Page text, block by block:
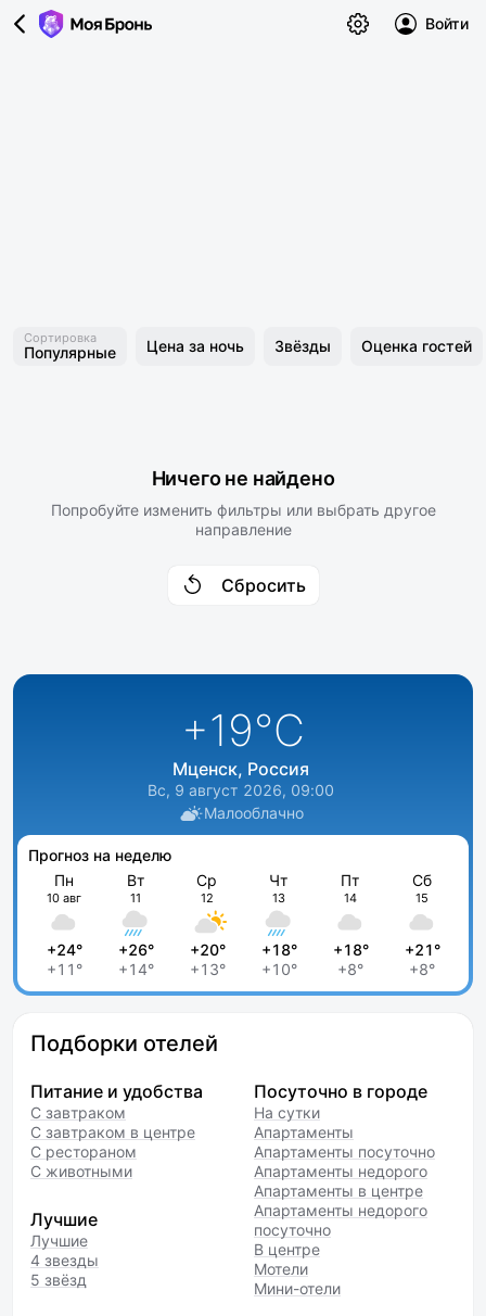
Войти
Сортировка
Популярные Цена за ночь Звёзды Оценка гостей
Ничего не найдено
Попробуйте изменить фильтры или выбрать другое
направление
Сбросить
+19°C
Мценск, Россия
Вс, 9 август 2026, 09:00
Малооблачно
Прогноз на неделю
Пн
10 авг
+24°
+11°
Вт
11
+26°
+14°
Ср
12
+20°
+13°
Чт
13
+18°
+10°
Пт
14
+18°
+8°
Сб
15
+21°
+8°
Подборки отелей
Питание и удобства
С завтраком
С завтраком в центре
С рестораном
С животными
Лучшие
Лучшие
4 звезды
5 звёзд
Посуточно в городе
На сутки
Апартаменты
Апартаменты посуточно
Апартаменты недорого
Апартаменты в центре
Апартаменты недорого
посуточно
В центре
Мотели
Мини-отели